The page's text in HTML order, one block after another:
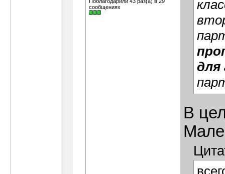
сообщениях
для
В